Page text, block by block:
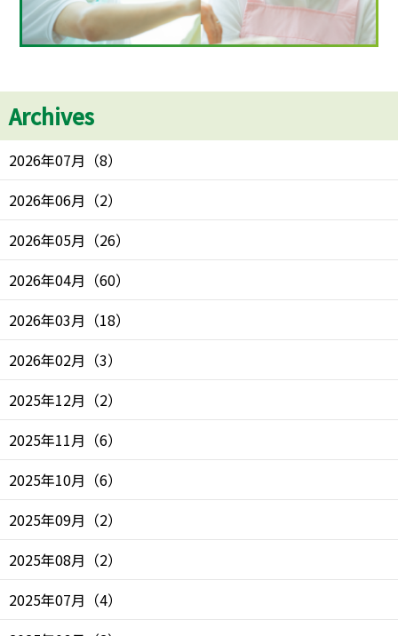
Archives
2026年07月 （8）
2026年06月 （2）
2026年05月 （26）
2026年04月 （60）
2026年03月 （18）
2026年02月 （3）
2025年12月 （2）
2025年11月 （6）
2025年10月 （6）
2025年09月 （2）
2025年08月 （2）
2025年07月 （4）